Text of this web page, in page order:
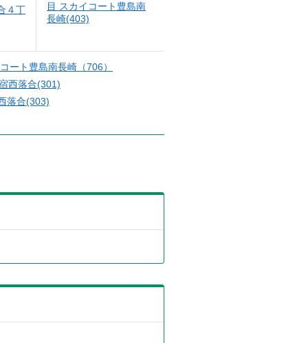
４丁
目 スカイコート豊島南
長崎(403)
ート豊島南長崎（706）
西落合(301)
落合(303)